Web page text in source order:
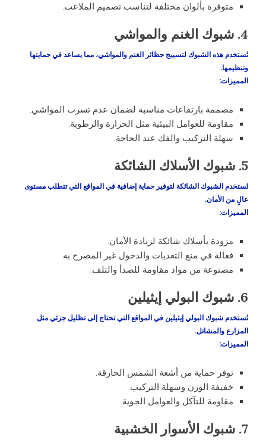
متوفرة بألوان مختلفة لتناسب تصميم الملاعب.
4. شبوك الغنم والمواشي
تُستخدم هذه الشبوك لتسييج حظائر الغنم والمواشي، مما يساعد في حمايتها
وتنظيمها.
المميزات:
مصممة بارتفاعات مناسبة لضمان عدم تسرب المواشي.
مقاومة للعوامل البيئية مثل الحرارة والرطوبة.
سهلة التركيب والفك عند الحاجة.
5. شبوك الأسلاك الشائكة
تُستخدم الشبوك الشائكة لتوفير حماية إضافية في المواقع التي تتطلب مستوى
عالٍ من الأمان.
المميزات:
مزودة بأسلاك شائكة لزيادة الأمان.
فعالة في منع التعديات والدخول غير المصرح به.
مصنوعة من مواد مقاومة للصدأ والتلف.
6. شبوك البولي إيثيلين
تُستخدم شبوك البولي إيثيلين في المواقع التي تحتاج إلى تظليل جزئي مثل
المزارع والمشاتل.
المميزات:
توفر حماية من أشعة الشمس الحارقة.
خفيفة الوزن وسهلة التركيب.
مقاومة للتآكل والعوامل الجوية.
7. شبوك الأسوار الخشبية